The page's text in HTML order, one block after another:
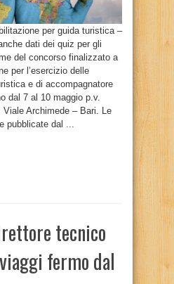
per guida turistica –
dati dei quiz per gli
del concorso finalizzato a
per l’esercizio delle
e di accompagnatore
dal 7 al 10 maggio p.v.
Viale Archimede – Bari. Le
pubblicate dal ...
tecnico
fermo dal